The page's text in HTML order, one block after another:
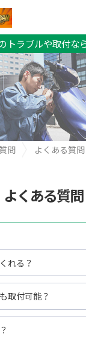
トラブルや取付な
問 よくある質問
よくある質問
れる？
取付可能？